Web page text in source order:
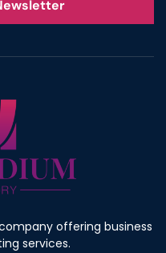
offering business
services.